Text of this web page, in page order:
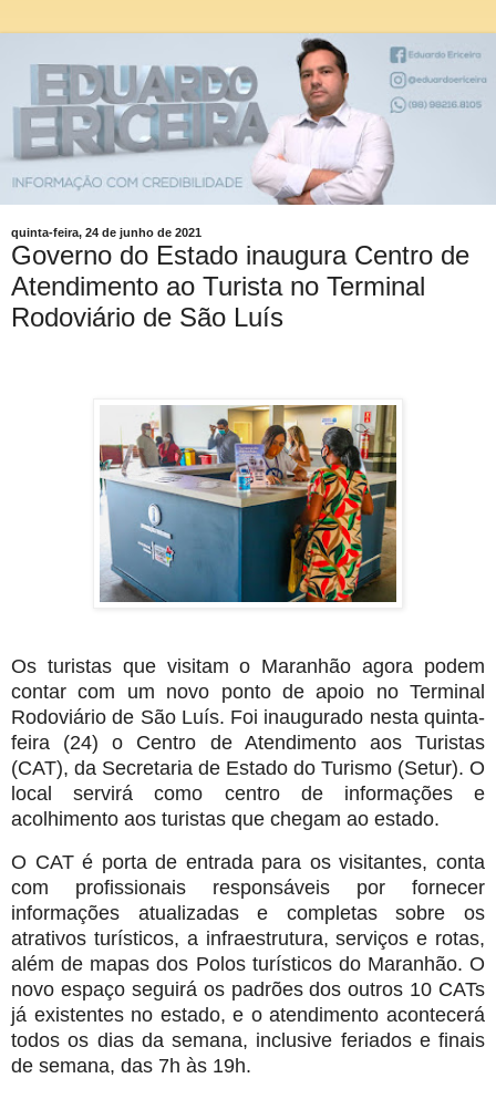
quinta-feira, 24 de junho de 2021
Governo do Estado inaugura Centro de
Atendimento ao Turista no Terminal
Rodoviário de São Luís
Os turistas que visitam o Maranhão agora podem
contar com um novo ponto de apoio no Terminal
Rodoviário de São Luís. Foi inaugurado nesta quinta-
feira (24) o Centro de Atendimento aos Turistas
(CAT), da Secretaria de Estado do Turismo (Setur). O
local servirá como centro de informações e
acolhimento aos turistas que chegam ao estado.
O CAT é porta de entrada para os visitantes, conta
com profissionais responsáveis por fornecer
informações atualizadas e completas sobre os
atrativos turísticos, a infraestrutura, serviços e rotas,
além de mapas dos Polos turísticos do Maranhão. O
novo espaço seguirá os padrões dos outros 10 CATs
já existentes no estado, e o atendimento acontecerá
todos os dias da semana, inclusive feriados e finais
de semana, das 7h às 19h.